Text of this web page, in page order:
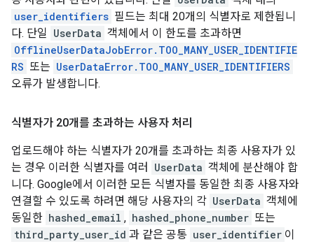
user_identifiers 필드는 최대 20개의 식별자로 제한됩니
다. 단일 UserData 객체에서 이 한도를 초과하면
OfflineUserDataJobError.TOO_MANY_USER_IDENTIFIE
RS 또는 UserDataError.TOO_MANY_USER_IDENTIFIERS
오류가 발생합니다.
식별자가 20개를 초과하는 사용자 처리
업로드해야 하는 식별자가 20개를 초과하는 최종 사용자가 있
는 경우 이러한 식별자를 여러
UserData 객체에 분산해야 합
니다. Google에서 이러한 모든 식별자를 동일한 최종 사용자와
연결할 수 있도록 하려면 해당 사용자의 각 UserData 객체에
동일한 hashed_email , hashed_phone_number 또는
third_party_user_id 과 같은 공통 user_identifier 이